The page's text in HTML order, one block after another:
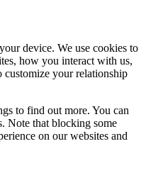
device. We use cookies to
how you interact with us,
customize your relationship
to find out more. You can
Note that blocking some
on our websites and